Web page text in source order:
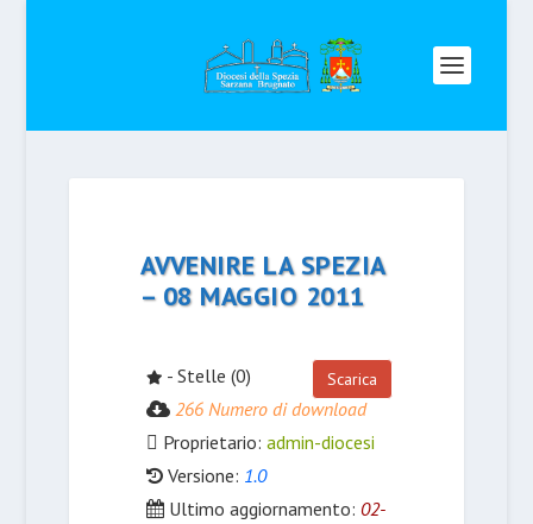
AVVENIRE LA SPEZIA
– 08 MAGGIO 2011
Scarica
- Stelle (0)
266 Numero di download
Proprietario: admin-diocesi
Versione: 1.0
Ultimo aggiornamento: 02-